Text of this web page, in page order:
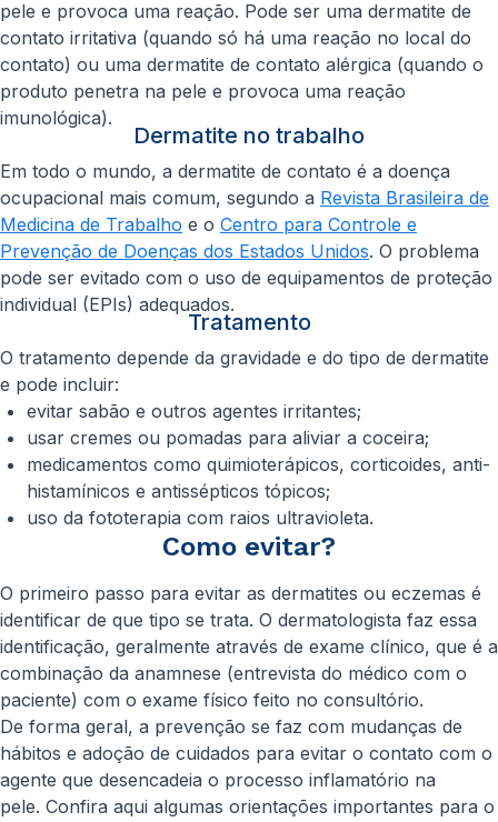
pele e provoca uma reação. Pode ser uma dermatite de
contato irritativa (quando só há uma reação no local do
contato) ou uma dermatite de contato alérgica (quando o
produto penetra na pele e provoca uma reação
imunológica).
Dermatite no trabalho
Em todo o mundo, a dermatite de contato é a doença
ocupacional mais comum, segundo a Revista Brasileira de
Medicina de Trabalho e o Centro para Controle e
Prevenção de Doenças dos Estados Unidos. O problema
pode ser evitado com o uso de equipamentos de proteção
individual (EPIs) adequados.
Tratamento
O tratamento depende da gravidade e do tipo de dermatite
e pode incluir:
evitar sabão e outros agentes irritantes;
usar cremes ou pomadas para aliviar a coceira;
medicamentos como quimioterápicos, corticoides, anti-
histamínicos e antissépticos tópicos;
uso da fototerapia com raios ultravioleta.
Como evitar?
O primeiro passo para evitar as dermatites ou eczemas é
identificar de que tipo se trata. O dermatologista faz essa
identificação, geralmente através de exame clínico, que é a
combinação da anamnese (entrevista do médico com o
paciente) com o exame físico feito no consultório.
De forma geral, a prevenção se faz com mudanças de
hábitos e adoção de cuidados para evitar o contato com o
agente que desencadeia o processo inflamatório na
pele. Confira aqui algumas orientações importantes para o